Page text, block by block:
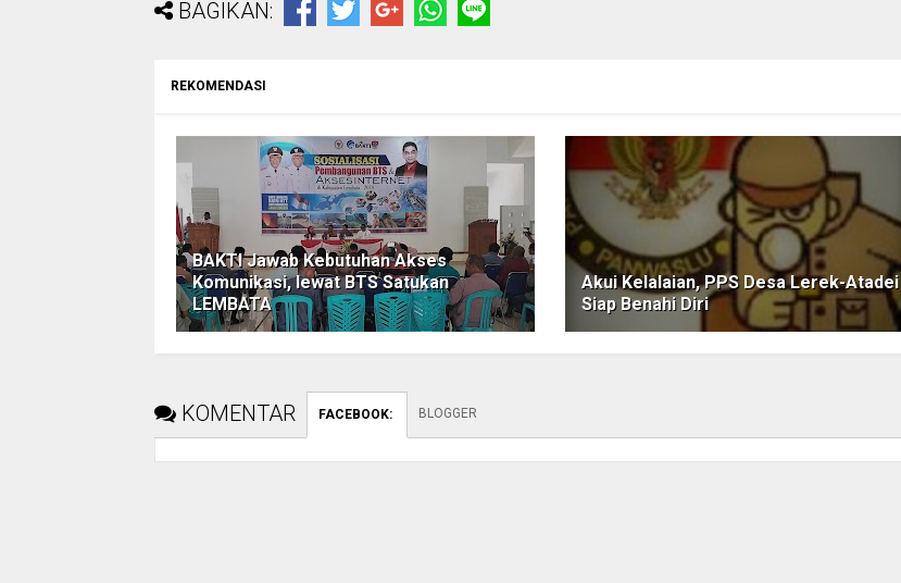
BAGIKAN:
REKOMENDASI
BAKTI Jawab Kebutuhan Akses
Komunikasi, lewat BTS Satukan
LEMBATA
Akui Kelalaian, PPS Desa Lerek-Atadei
Siap Benahi Diri
KOMENTAR FACEBOOK: BLOGGER